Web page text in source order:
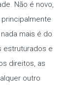
Não é novo,
nada mais é do
estruturados e
direitos, as
outro